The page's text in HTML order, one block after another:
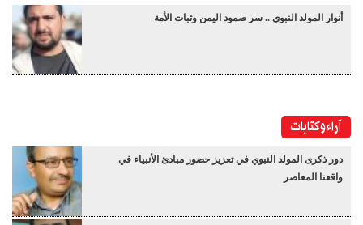
أنوار المولد النبوي .. سر صمود اليمن وثبات الأمة
آراء وكتابات
دور ذكرى المولد النبوي في تعزيز حضور مبادئ الأنبياء في
واقعنا المعاصر